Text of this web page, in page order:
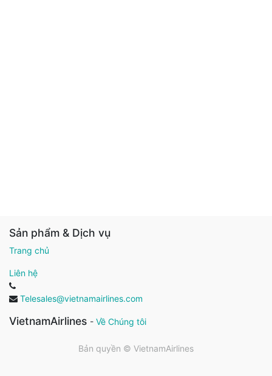
Sản phẩm & Dịch vụ
Trang chủ
Liên hệ
Telesales@vietnamairlines.com
VietnamAirlines - Về Chúng tôi
Bản quyền © VietnamAirlines